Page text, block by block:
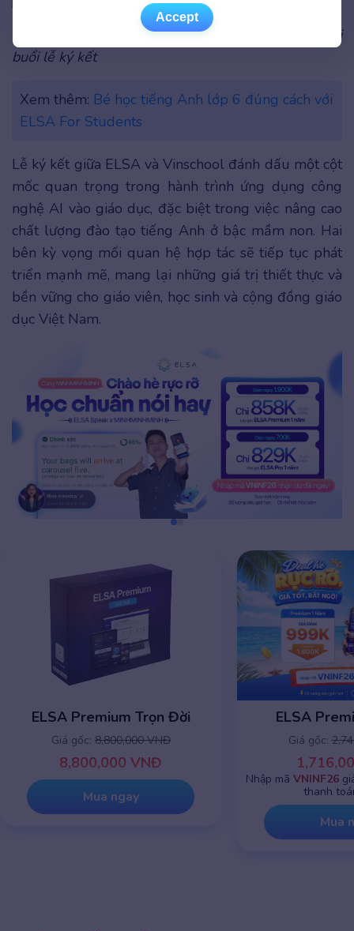
Đội ngũ ELSA và Vinschool chụp hình kỷ niệm tại
buổi lễ ký kết
Xem thêm: Bé học tiếng Anh lớp 6 đúng cách với
ELSA For Students
Lễ ký kết giữa ELSA và Vinschool đánh dấu một cột
mốc quan trọng trong hành trình ứng dụng công
nghệ AI vào giáo dục, đặc biệt trong việc nâng cao
chất lượng đào tạo tiếng Anh ở bậc mầm non. Hai
bên kỳ vọng mối quan hệ hợp tác sẽ tiếp tục phát
triển mạnh mẽ, mang lại những giá trị thiết thực và
bền vững cho giáo viên, học sinh và cộng đồng giáo
dục Việt Nam.
ELSA Premium Trọn Đời
Giá gốc: 8,800,000 VNĐ
8,800,000 VNĐ
Mua ngay
ELSA
Giá gốc:
Nhập mã VNINF26
thanh
Mua
Accept
Accept